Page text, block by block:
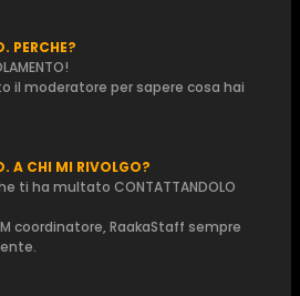
PERCHE?
il moderatore per sapere cosa hai
A CHI MI RIVOLGO?
ti ha multato CONTATTANDOLO
coordinatore, RaakaStaff sempre